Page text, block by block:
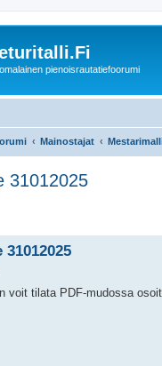
pienoisrautatiefoorumi
Mainostajat
31012025
voit tilata PDF-mudossa